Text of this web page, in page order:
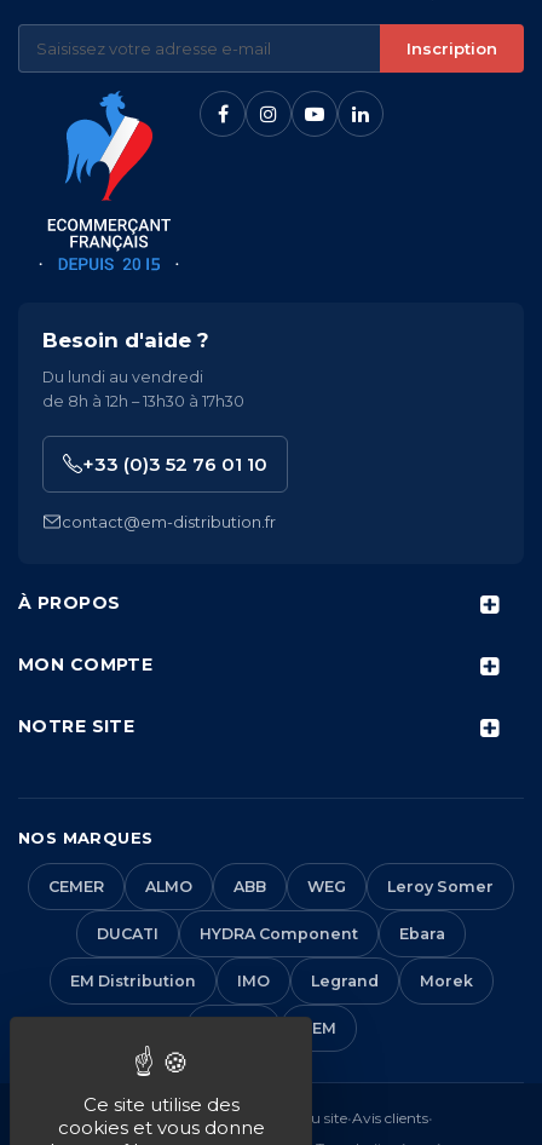
Inscription
À PROPOS
MON COMPTE
NOTRE SITE
Besoin d'aide ?
Du lundi au vendredi
de 8h à 12h – 13h30 à 17h30
+33 (0)3 52 76 01 10
contact@em-distribution.fr
NOS MARQUES
CEMER ALMO ABB WEG Leroy Somer
DUCATI HYDRA Component Ebara
EM Distribution IMO Legrand Morek
VEM
Mentions légales Plan du site•Avis clients•
Ce site utilise des
cookies et vous donne